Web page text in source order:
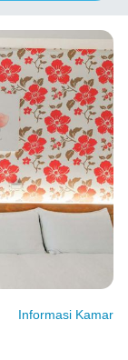
Informasi Kamar